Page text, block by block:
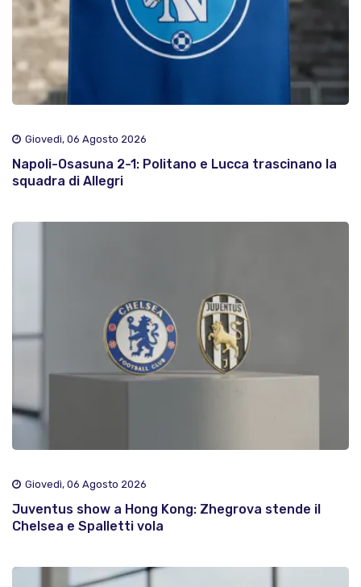
Giovedì, 06 Agosto 2026
Napoli-Osasuna 2-1: Politano e Lucca trascinano la
squadra di Allegri
Giovedì, 06 Agosto 2026
Juventus show a Hong Kong: Zhegrova stende il
Chelsea e Spalletti vola